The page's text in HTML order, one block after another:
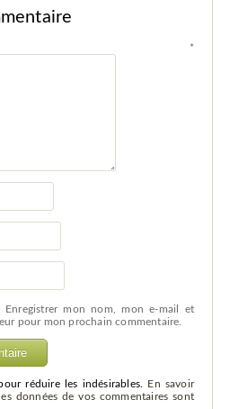
*
Enregistrer mon nom, mon e-mail et
pour mon prochain commentaire.
réduire les indésirables. En savoir
données de vos commentaires sont